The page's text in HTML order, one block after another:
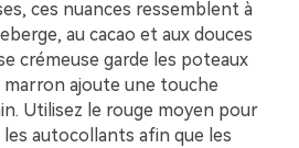
ces nuances ressemblent à
au cacao et aux douces
crémeuse garde les poteaux
ajoute une touche
Utilisez le rouge moyen pour
les autocollants afin que les